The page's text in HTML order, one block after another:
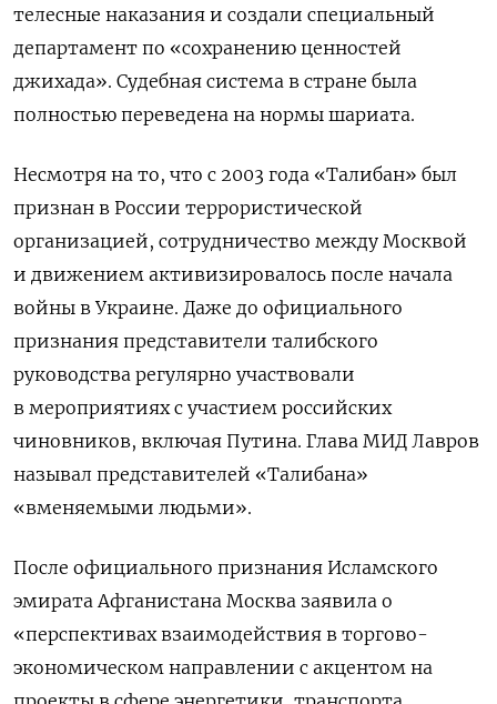
телесные наказания и создали специальный
департамент по «сохранению ценностей
джихада». Судебная система в стране была
полностью переведена на нормы шариата.
Несмотря на то, что с 2003 года «Талибан» был
признан в России террористической
организацией, сотрудничество между Москвой
и движением активизировалось после начала
войны в Украине. Даже до официального
признания представители талибского
руководства регулярно участвовали
в мероприятиях с участием российских
чиновников, включая Путина. Глава МИД Лавров
называл представителей «Талибана»
«вменяемыми людьми».
После официального признания Исламского
эмирата Афганистана Москва заявила о
«перспективах взаимодействия в торгово-
экономическом направлении с акцентом на